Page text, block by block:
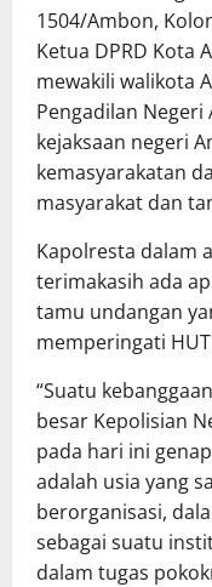
1504/Ambon,
Ketua DPRD Kota
mewakili walikota
Pengadilan Negeri
kejaksaan negeri
kemasyarakatan
masyarakat dan
Kapolresta dalam
terimakasih ada
tamu undangan
memperingati
“Suatu
besar Kepolisian
pada hari ini
adalah usia yang
berorganisasi,
sebagai suatu
dalam tugas